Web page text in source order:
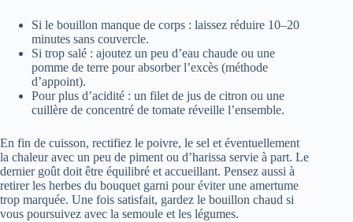
Si le bouillon manque de corps : laissez réduire 10–20
minutes sans couvercle.
Si trop salé : ajoutez un peu d’eau chaude ou une
pomme de terre pour absorber l’excès (méthode
d’appoint).
Pour plus d’acidité : un filet de jus de citron ou une
cuillère de concentré de tomate réveille l’ensemble.
En fin de cuisson, rectifiez le poivre, le sel et éventuellement
la chaleur avec un peu de piment ou d’harissa servie à part. Le
dernier goût doit être équilibré et accueillant. Pensez aussi à
retirer les herbes du bouquet garni pour éviter une amertume
trop marquée. Une fois satisfait, gardez le bouillon chaud si
vous poursuivez avec la semoule et les légumes.